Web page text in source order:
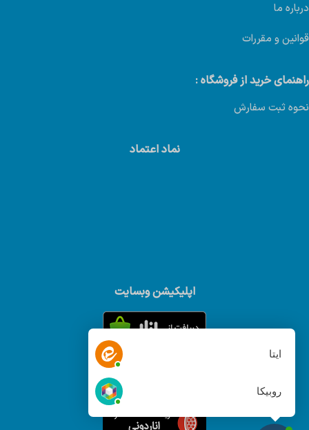
درباره ما
قوانین و مقررات
راهنمای خرید از فروشگاه :
نحوه ثبت سفارش
نماد اعتماد
اپلیکیشن وبسایت
ایتا
روبیکا